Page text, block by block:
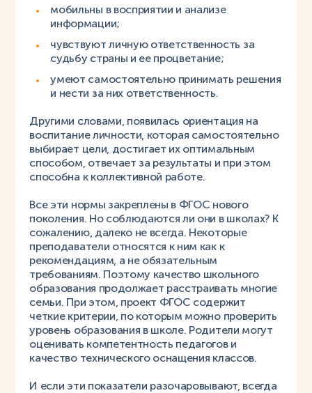
мобильны в восприятии и анализе
информации;
чувствуют личную ответственность за
судьбу страны и ее процветание;
умеют самостоятельно принимать решения
и нести за них ответственность.
Другими словами, появилась ориентация на
воспитание личности, которая самостоятельно
выбирает цели, достигает их оптимальным
способом, отвечает за результаты и при этом
способна к коллективной работе.
Все эти нормы закреплены в ФГОС нового
поколения. Но соблюдаются ли они в школах? К
сожалению, далеко не всегда. Некоторые
преподаватели относятся к ним как к
рекомендациям, а не обязательным
требованиям. Поэтому качество школьного
образования продолжает расстраивать многие
семьи. При этом, проект ФГОС содержит
четкие критерии, по которым можно проверить
уровень образования в школе. Родители могут
оценивать компетентность педагогов и
качество технического оснащения классов.
И если эти показатели разочаровывают, всегда